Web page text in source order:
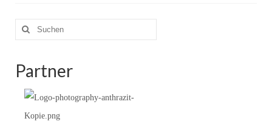
Topflappen
Suche
nach:
Partner